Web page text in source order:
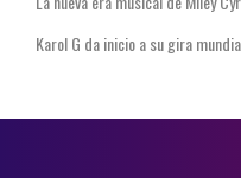
Karol G da inicio a su gira